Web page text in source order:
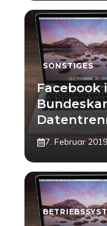
SONSTIGES
Facebook
7. Februar 2019